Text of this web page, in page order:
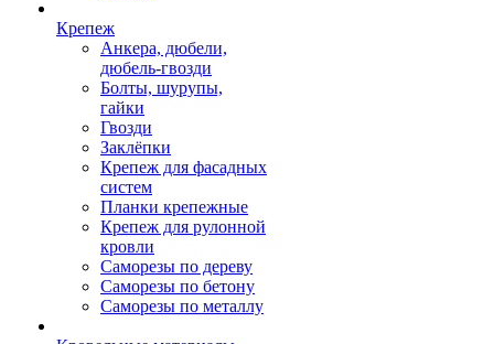
Крепеж
Анкера, дюбели,
дюбель-гвозди
Болты, шурупы,
гайки
Гвозди
Заклёпки
Крепеж для фасадных
систем
Планки крепежные
Крепеж для рулонной
кровли
Саморезы по дереву
Саморезы по бетону
Саморезы по металлу